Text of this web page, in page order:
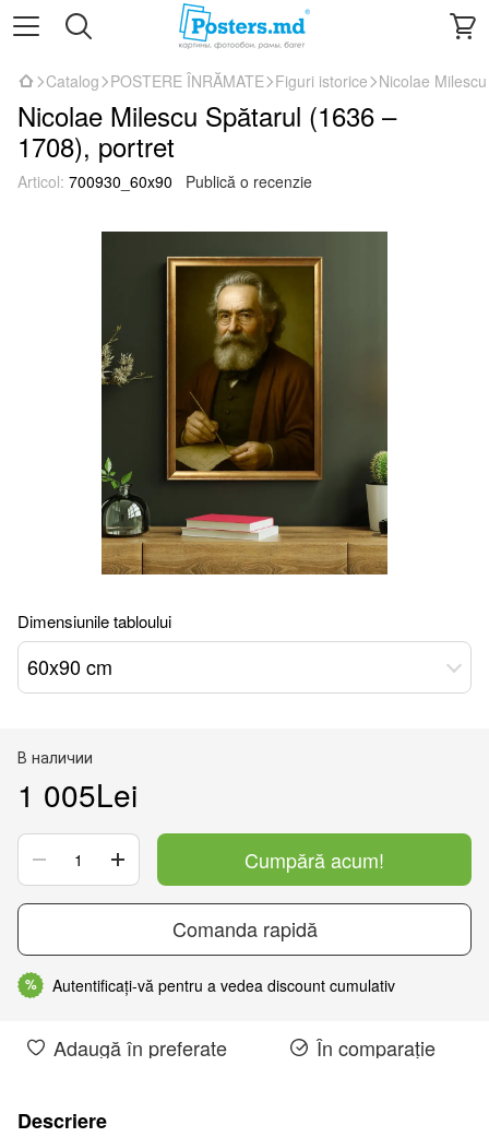
Catalog POSTERE ÎNRĂMATE Figuri istorice Nicolae
Nicolae Milescu Spătarul (1636 –
1708), portret
Articol: 700930_60x90 Publică o recenzie
Dimensiunile tabloului
60x90 cm
В наличии
1 005Lei
Cumpără acum!
Comanda rapidă
% Autentificați-vă pentru a vedea discount cumulativ
Adaugă în preferate În comparație
Descriere